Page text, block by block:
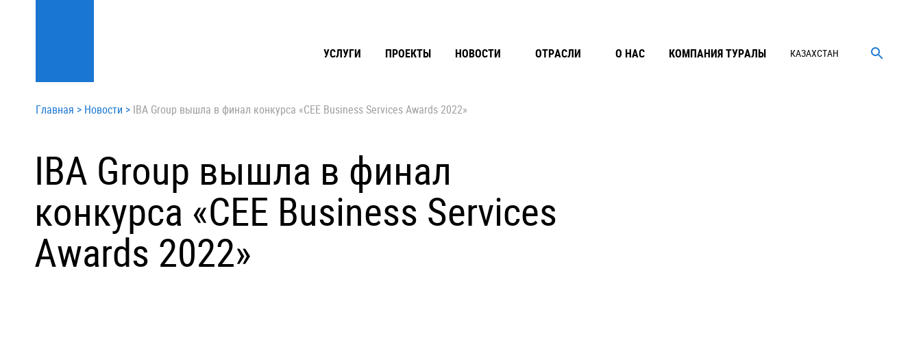
КАЗАХСТАН
УСЛУГИ ПРОЕКТЫ НОВОСТИ ОТРАСЛИ О НАС КОМПАНИЯ ТУРАЛЫ
Главная > Новости > IBA Group вышла в финал конкурса «CEE Business Services Awards 2022»
IBA Group вышла в финал
конкурса «CEE Business Services
Awards 2022»